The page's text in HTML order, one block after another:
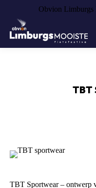
Obvion Limburgs
TBT
TBT Sportwear – ontwerp